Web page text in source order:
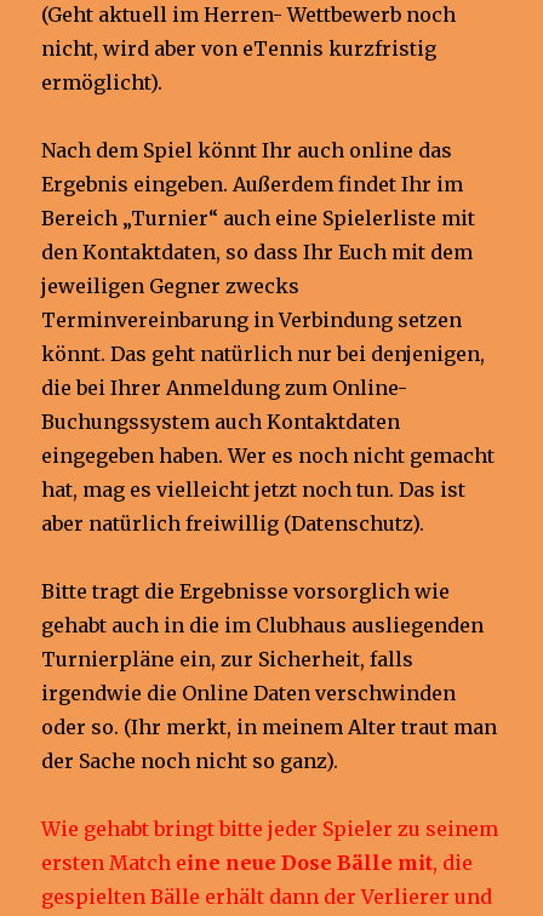
(Geht aktuell im Herren- Wettbewerb noch
nicht, wird aber von eTennis kurzfristig
ermöglicht).
Nach dem Spiel könnt Ihr auch online das
Ergebnis eingeben. Außerdem findet Ihr im
Bereich „Turnier“ auch eine Spielerliste mit
den Kontaktdaten, so dass Ihr Euch mit dem
jeweiligen Gegner zwecks
Terminvereinbarung in Verbindung setzen
könnt. Das geht natürlich nur bei denjenigen,
die bei Ihrer Anmeldung zum Online-
Buchungssystem auch Kontaktdaten
eingegeben haben. Wer es noch nicht gemacht
hat, mag es vielleicht jetzt noch tun. Das ist
aber natürlich freiwillig (Datenschutz).
Bitte tragt die Ergebnisse vorsorglich wie
gehabt auch in die im Clubhaus ausliegenden
Turnierpläne ein, zur Sicherheit, falls
irgendwie die Online Daten verschwinden
oder so. (Ihr merkt, in meinem Alter traut man
der Sache noch nicht so ganz).
Wie gehabt bringt bitte jeder Spieler zu seinem
ersten Match eine neue Dose Bälle mit, die
gespielten Bälle erhält dann der Verlierer und